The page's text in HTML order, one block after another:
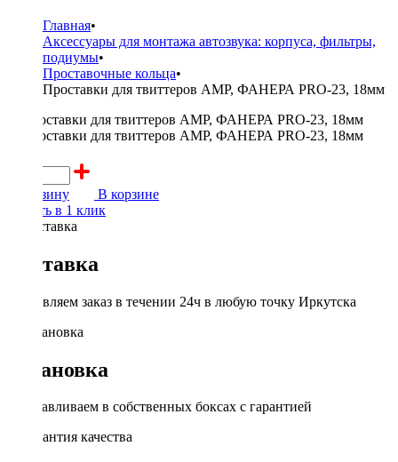
Главная•
Аксессуары для монтажа автозвука: корпуса, фильтры,
подиумы•
Проставочные кольца•
Проставки для твиттеров AMP, ФАНЕРА PRO-23, 18мм
В корзину
В корзине
Купить в 1 клик
Доставка
Доставляем заказ в течении 24ч в любую точку Иркутска
Установка
Устанавливаем в собственных боксах с гарантией